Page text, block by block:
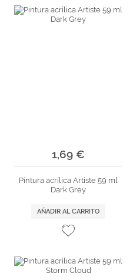
1,69 €
Pintura acrílica Artiste 59 ml
Dark Grey
AÑADIR AL CARRITO